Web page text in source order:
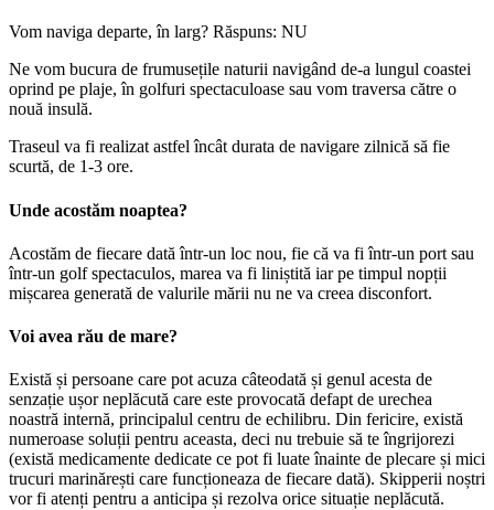
Vom naviga departe, în larg? Răspuns: NU
Ne vom bucura de frumusețile naturii navigând de-a lungul coastei
oprind pe plaje, în golfuri spectaculoase sau vom traversa către o
nouă insulă.
Traseul va fi realizat astfel încât durata de navigare zilnică să fie
scurtă, de 1-3 ore.
Unde acostăm noaptea?
Acostăm de fiecare dată într-un loc nou, fie că va fi într-un port sau
într-un golf spectaculos, marea va fi liniștită iar pe timpul nopții
mișcarea generată de valurile mării nu ne va creea disconfort.
Voi avea rău de mare?
Există și persoane care pot acuza câteodată și genul acesta de
senzație ușor neplăcută care este provocată defapt de urechea
noastră internă, principalul centru de echilibru. Din fericire, există
numeroase soluții pentru aceasta, deci nu trebuie să te îngrijorezi
(există medicamente dedicate ce pot fi luate înainte de plecare și mici
trucuri marinărești care funcționeaza de fiecare dată). Skipperii noștri
vor fi atenți pentru a anticipa și rezolva orice situație neplăcută.